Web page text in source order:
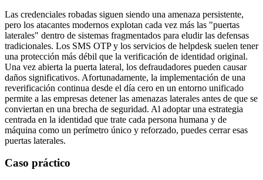
Las credenciales robadas siguen siendo una amenaza persistente,
pero los atacantes modernos explotan cada vez más las "puertas
laterales" dentro de sistemas fragmentados para eludir las defensas
tradicionales. Los SMS OTP y los servicios de helpdesk suelen tener
una protección más débil que la verificación de identidad original.
Una vez abierta la puerta lateral, los defraudadores pueden causar
daños significativos. Afortunadamente, la implementación de una
reverificación continua desde el día cero en un entorno unificado
permite a las empresas detener las amenazas laterales antes de que se
conviertan en una brecha de seguridad. Al adoptar una estrategia
centrada en la identidad que trate cada persona humana y de
máquina como un perímetro único y reforzado, puedes cerrar esas
puertas laterales.
Caso práctico